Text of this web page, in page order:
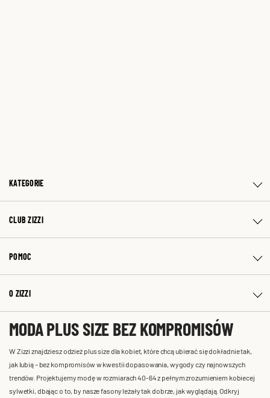
KATEGORIE
CLUB ZIZZI
POMOC
O ZIZZI
MODA PLUS SIZE BEZ KOMPROMISÓW
W Zizzi znajdziesz odzież plus size dla kobiet, które chcą ubierać się dokładnie tak,
jak lubią – bez kompromisów w kwestii dopasowania, wygody czy najnowszych
trendów. Projektujemy modę w rozmiarach 40-64 z pełnym zrozumieniem kobiecej
sylwetki, dbając o to, by nasze fasony leżały tak dobrze, jak wyglądają. Odkryj